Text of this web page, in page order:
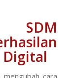
SDM
Digital
cara